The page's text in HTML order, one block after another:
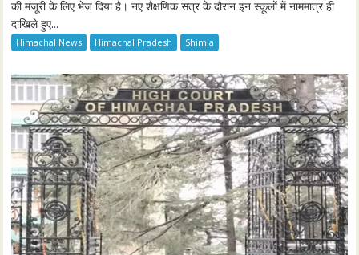
की मंजूरी के लिए भेज दिया है। नए शैक्षणिक सत्र के दौरान इन स्कूलों में नाममात्र ही
दाखिले हुए...
Himachal News Himachal Pradesh Shimla